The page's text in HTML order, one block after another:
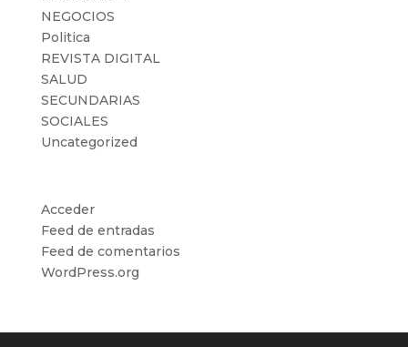
NEGOCIOS
Politica
REVISTA DIGITAL
SALUD
SECUNDARIAS
SOCIALES
Uncategorized
Acceder
Feed de entradas
Feed de comentarios
WordPress.org